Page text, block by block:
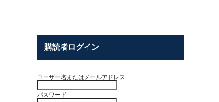
購読者ログイン
ユーザー名またはメールアドレス
パスワード